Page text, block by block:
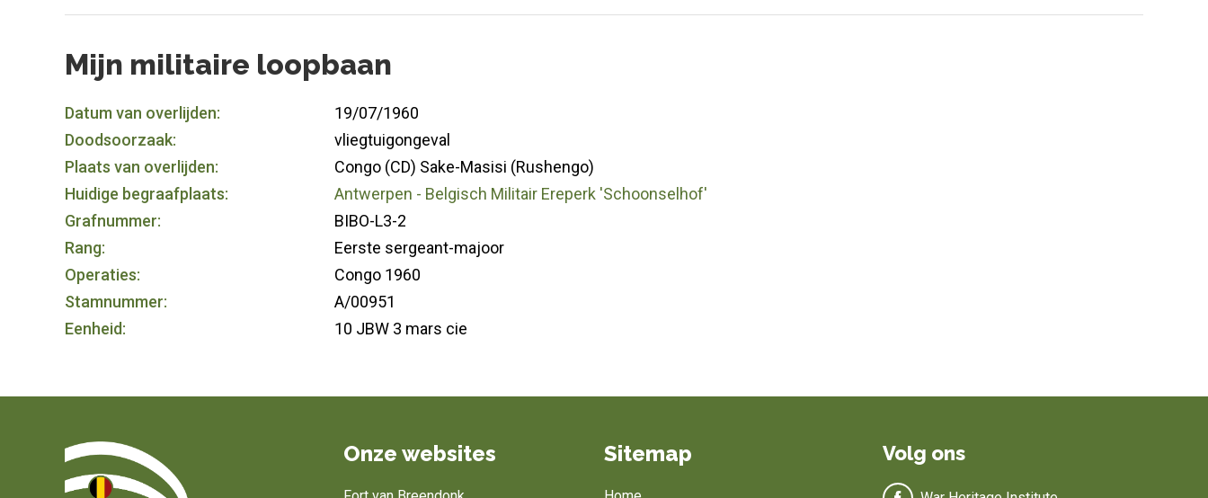
Mijn militaire loopbaan
Datum van overlijden:
19/07/1960
Doodsoorzaak:
vliegtuigongeval
Plaats van overlijden:
Congo (CD) Sake-Masisi (Rushengo)
Huidige begraafplaats:
Antwerpen - Belgisch Militair Ereperk 'Schoonselhof'
Grafnummer:
BIBO-L3-2
Rang:
Eerste sergeant-majoor
Operaties:
Congo 1960
Stamnummer:
A/00951
Eenheid:
10 JBW 3 mars cie
Onze websites Sitemap Volg ons